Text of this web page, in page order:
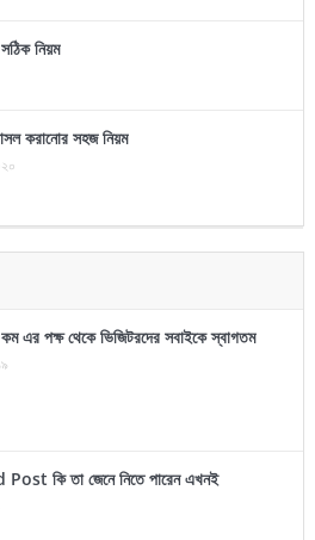
নিয়ম
করানোর সহজ নিয়ম
এর পক্ষ থেকে ভিজিটরদের সবাইকে স্বাগতম
কি তা জেনে নিতে পারেন এখনই